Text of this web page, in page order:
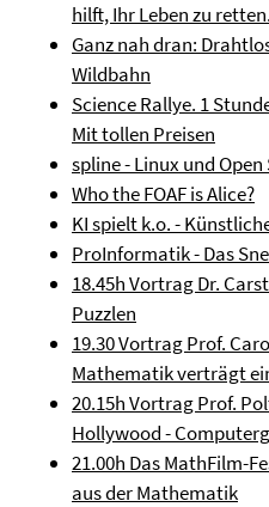
hilft, Ihr Leben zu
Ganz nah dran:
Wildbahn
Science Rallye. 1
Mit tollen Preisen
spline - Linux und
Who the FOAF is Alice?
KI spielt k.o. -
ProInformatik - Das
18.45h Vortrag Dr.
Puzzlen
19.30 Vortrag Prof.
Mathematik verträgt
20.15h Vortrag Prof.
Hollywood -
21.00h Das MathFilm-
aus der Mathematik